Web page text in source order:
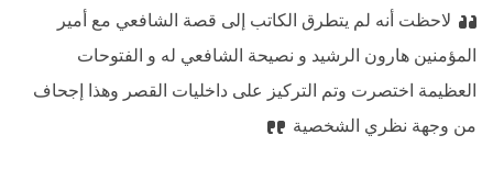
لاحظت أنه لم يتطرق الكاتب إلى قصة الشافعي مع أمير
المؤمنين هارون الرشيد و نصيحة الشافعي له و الفتوحات
العظيمة اختصرت وتم التركيز على داخليات القصر وهذا إجحاف
من وجهة نظري الشخصية